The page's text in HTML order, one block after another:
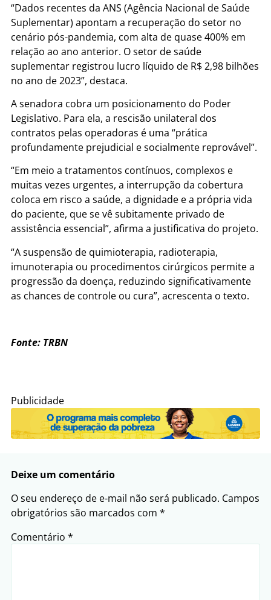
“Dados recentes da ANS (Agência Nacional de Saúde
Suplementar) apontam a recuperação do setor no
cenário pós-pandemia, com alta de quase 400% em
relação ao ano anterior. O setor de saúde
suplementar registrou lucro líquido de R$ 2,98 bilhões
no ano de 2023”, destaca.
A senadora cobra um posicionamento do Poder
Legislativo. Para ela, a rescisão unilateral dos
contratos pelas operadoras é uma “prática
profundamente prejudicial e socialmente reprovável”.
“Em meio a tratamentos contínuos, complexos e
muitas vezes urgentes, a interrupção da cobertura
coloca em risco a saúde, a dignidade e a própria vida
do paciente, que se vê subitamente privado de
assistência essencial”, afirma a justificativa do projeto.
“A suspensão de quimioterapia, radioterapia,
imunoterapia ou procedimentos cirúrgicos permite a
progressão da doença, reduzindo significativamente
as chances de controle ou cura”, acrescenta o texto.
Fonte: TRBN
Publicidade
Deixe um comentário
O seu endereço de e-mail não será publicado. Campos
obrigatórios são marcados com *
Comentário *